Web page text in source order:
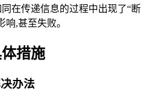
在传递信息的过程中出现了“断
响,甚至失败。
措施
办法